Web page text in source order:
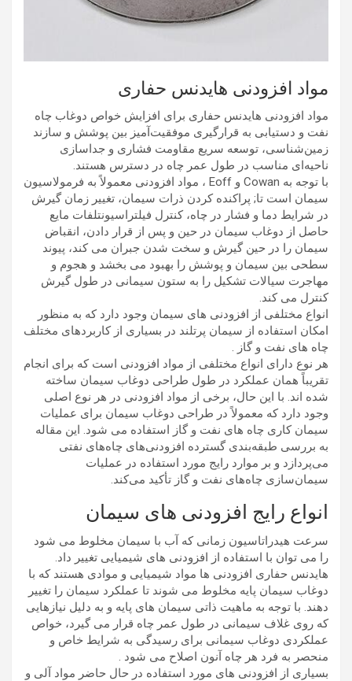
مواد افزودنی هایدنس حفاری
مواد افزودنی هایدنس حفاری برای افزایش خواص دوغاب چاه
نفت و دستیابی به قرارگیری موفقیت‌آمیز بین پوشش و سازند
زمین‌شناسی، توسعه سریع مقاومت فشاری و جداسازی
ناحیه‌ای مناسب در طول عمر چاه در دسترس هستند.
با توجه به Cowan و Eoff ، مواد افزودنی معمولاً به فرمولاسیون
سیمان است تا; پراکنده کردن ذرات سیمان، تغییر زمان گیرش
در شرایط دما و فشار در چاه، کنترل فیلتراسیونتلفات مایع
حاصل از دوغاب سیمان در حین و پس از قرار دادن، انقباض
سیمان را در حین گیرش و سخت شدن جبران می کند، پیوند
سطحی بین سیمان و پوشش را بهبود می بخشد و هجوم و
مهاجرت سیالات تشکیل را به ستون سیمانی در طول گیرش
کنترل می کند.
انواع مختلفی از افزودنی های سیمان وجود دارد که به منظور
امکان استفاده از سیمان پرتلند در بسیاری از کاربردهای مختلف
چاه های نفت و گاز .
هر نوع دارای انواع مختلفی از مواد افزودنی است که برای انجام
تقریباً همان عملکرد در طول طراحی دوغاب سیمان ساخته
شده اند. با این حال، برخی از مواد افزودنی در هر نوع اصلی
وجود دارد که معمولاً در طراحی دوغاب سیمان برای عملیات
سیمان کاری چاه های نفت و گاز استفاده می شود. این مقاله
به بررسی طبقه‌بندی گسترده افزودنی‌های چاه‌های نفتی
می‌پردازد و بر موارد رایج مورد استفاده در عملیات
سیمان‌سازی چاه‌های نفت و گاز تأکید می‌کند.
انواع رایج افزودنی های سیمان
سرعت هیدراتاسیون زمانی که آب با سیمان مخلوط می شود
را می توان با استفاده از افزودنی های شیمیایی تغییر داد.
هایدنس حفاری افزودنی ها مواد شیمیایی و موادی هستند که با
دوغاب سیمان پایه مخلوط می شوند تا عملکرد سیمان را تغییر
دهند. با توجه به ماهیت ذاتی سیمان های پایه و به دلیل نیازهایی
که روی غلاف سیمانی در طول عمر چاه قرار می گیرد، خواص
عملکردی دوغاب سیمانی برای رسیدگی به شرایط خاص و
منحصر به فرد هر چاه آنون اصلاح می شود .
بسیاری از افزودنی های مورد استفاده در حال حاضر مواد آلی و